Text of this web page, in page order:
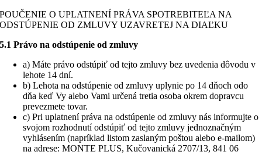
POUČENIE O UPLATNENÍ PRÁVA SPOTREBITEĽA NA
ODSTÚPENIE OD ZMLUVY UZAVRETEJ NA DIAĽKU
5.1 Právo na odstúpenie od zmluvy
a) Máte právo odstúpiť od tejto zmluvy bez uvedenia dôvodu v
lehote 14 dní.
b) Lehota na odstúpenie od zmluvy uplynie po 14 dňoch odo
dňa keď Vy alebo Vami určená tretia osoba okrem dopravcu
prevezmete tovar.
c) Pri uplatnení práva na odstúpenie od zmluvy nás informujte o
svojom rozhodnutí odstúpiť od tejto zmluvy jednoznačným
vyhlásením (napríklad listom zaslaným poštou alebo e-mailom)
na adrese: MONTE PLUS, Kučovanická 2707/13, 841 06